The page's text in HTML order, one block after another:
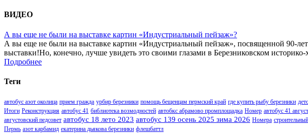
ВИДЕО
А вы еще не были на выставке картин «Индустриальный пейзаж»?
А вы еще не были на выставке картин «Индустриальный пейзаж», посвященной 90-
выставки!Но, конечно, лучше увидеть это своими глазами в Березниковском историко-
Подробнее
Теги
автобус азот околица прием гражда урбир березники помощь бещенцам пермский край где купить рыбу березники
Итоги Реконструкция автобус 41 библиотека возмодностей автобкс абрамово промплощадка Номер автобус 41
августовский педсовет автобус 18 лето 2023 автобус 139 осень 2025 зима 2026 Номера
Пермь азот карбамид екатерина дьякова березники флешбаттл